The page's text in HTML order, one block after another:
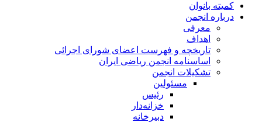
کمیته بانوان
درباره انجمن
معرفی
اهداف
تاریخچه و فهرست اعضای شورای اجرائی
اساسنامه انجمن ریاضی ایران
تشکیلات انجمن
مسئولین
رئیس
خزانه‌دار
دبیرخانه